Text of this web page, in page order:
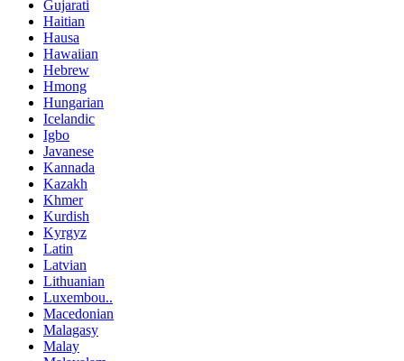
Gujarati
Haitian
Hausa
Hawaiian
Hebrew
Hmong
Hungarian
Icelandic
Igbo
Javanese
Kannada
Kazakh
Khmer
Kurdish
Kyrgyz
Latin
Latvian
Lithuanian
Luxembou..
Macedonian
Malagasy
Malay